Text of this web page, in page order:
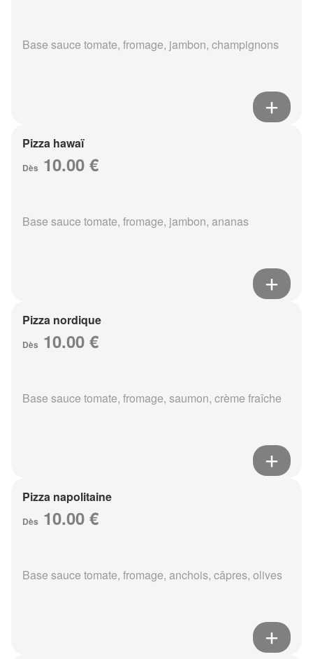
Base sauce tomate, fromage, jambon, champignons
Pizza hawaï
Dès 10.00 €
Base sauce tomate, fromage, jambon, ananas
Pizza nordique
Dès 10.00 €
Base sauce tomate, fromage, saumon, crème fraîche
Pizza napolitaine
Dès 10.00 €
Base sauce tomate, fromage, anchois, câpres, olives